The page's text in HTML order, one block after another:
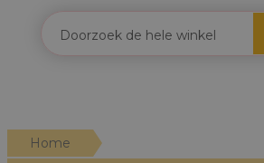
Home